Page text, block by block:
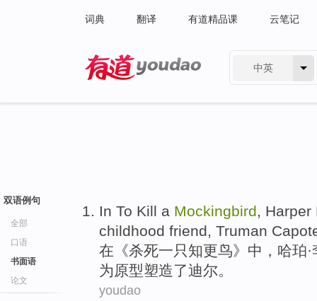
词典 翻译 有道精品课 云笔记
中英
双语例句
全部
口语
书面语
论文
In To Kill a Mockingbird, Harper
childhood friend, Truman
在 《杀死一只知更鸟》中，哈珀·
为原型塑造了迪尔。
youdao